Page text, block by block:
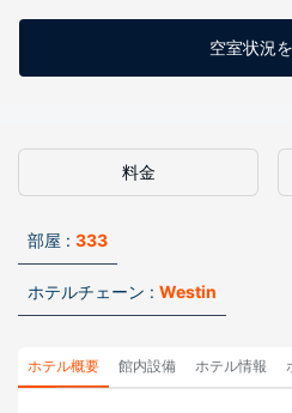
空室状況
料金
部屋 : 333
ホテルチェーン : Westin
ホテル概要 館内設備 ホテル情報